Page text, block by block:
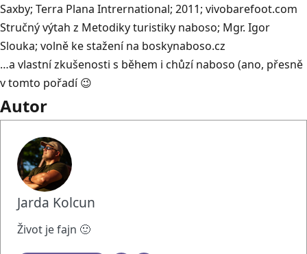
Saxby; Terra Plana Intrernational; 2011; vivobarefoot.com
Stručný výtah z Metodiky turistiky naboso; Mgr. Igor
Slouka; volně ke stažení na boskynaboso.cz
…a vlastní zkušenosti s během i chůzí naboso (ano, přesně
v tomto pořadí 😉
Autor
Jarda Kolcun
Život je fajn 🙂